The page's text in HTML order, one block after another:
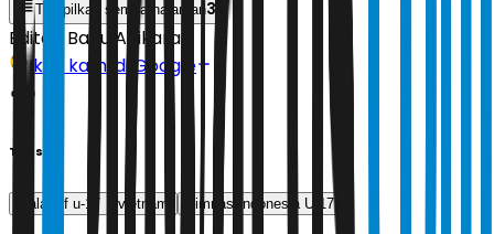
Tampilkan semua halaman3
Editor: Banu Adikara
Ikuti kami di Google
Tags
piala aff u-17 vietnam Timnas Indonesia U-17